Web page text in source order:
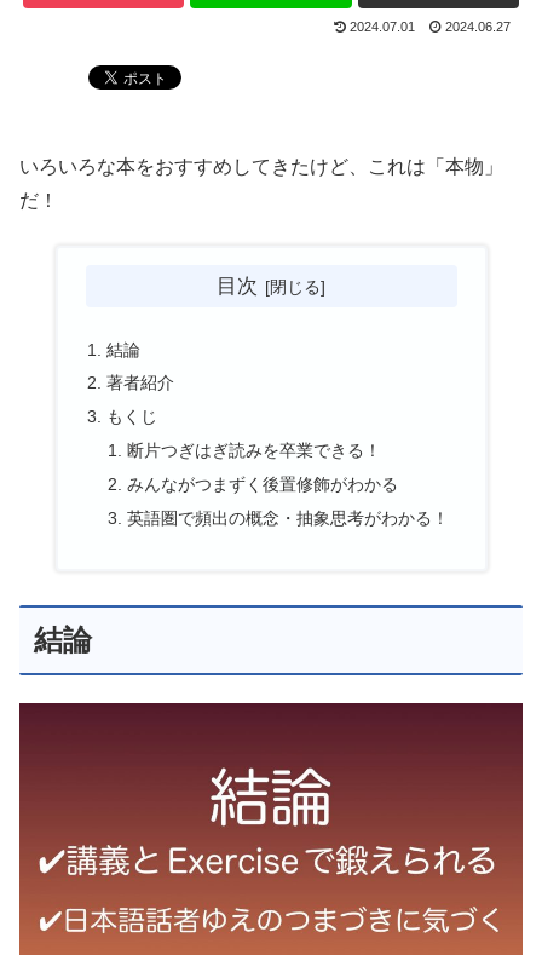
2024.07.01 2024.06.27
いろいろな本をおすすめしてきたけど、これは「本物」
だ！
目次
結論
著者紹介
もくじ
断片つぎはぎ読みを卒業できる！
みんながつまずく後置修飾がわかる
英語圏で頻出の概念・抽象思考がわかる！
結論